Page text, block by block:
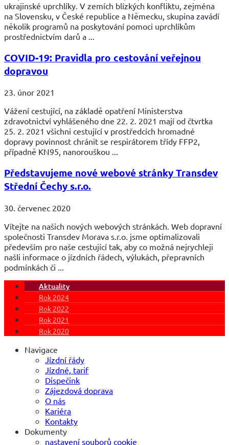
ukrajinské uprchlíky. V zemích blízkých konfliktu, zejména
na Slovensku, v České republice a Německu, skupina zavádí
několik programů na poskytování pomoci uprchlíkům
prostřednictvím darů a ...
COVID-19: Pravidla pro cestování veřejnou
dopravou
23. únor 2021
Vážení cestující, na základě opatření Ministerstva
zdravotnictví vyhlášeného dne 22. 2. 2021 mají od čtvrtka
25. 2. 2021 všichni cestující v prostředcích hromadné
dopravy povinnost chránit se respirátorem třídy FFP2,
případně KN95, nanorouškou ...
Představujeme nové webové stránky Transdev
Střední Čechy s.r.o.
30. červenec 2020
Vítejte na našich nových webových stránkách. Web dopravní
společnosti Transdev Morava s.r.o. jsme optimalizovali
především pro naše cestující tak, aby co možná nejrychleji
našli informace o jízdních řádech, výlukách, přepravních
podmínkách či ...
Aktuality
Rok 2024
Rok 2022
Rok 2021
Rok 2020
Navigace
Jízdní řády
Jízdné, tarif
Dispečink
Zájezdová doprava
O nás
Kariéra
Kontakty
Dokumenty
nastavení souborů cookie